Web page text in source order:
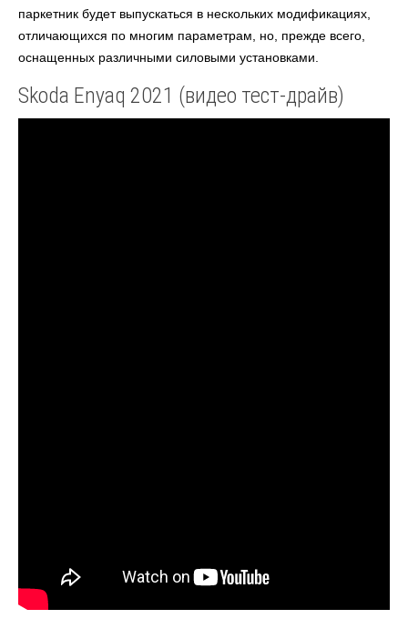
паркетник будет выпускаться в нескольких модификациях,
отличающихся по многим параметрам, но, прежде всего,
оснащенных различными силовыми установками.
Skoda Enyaq 2021 (видео тест-драйв)